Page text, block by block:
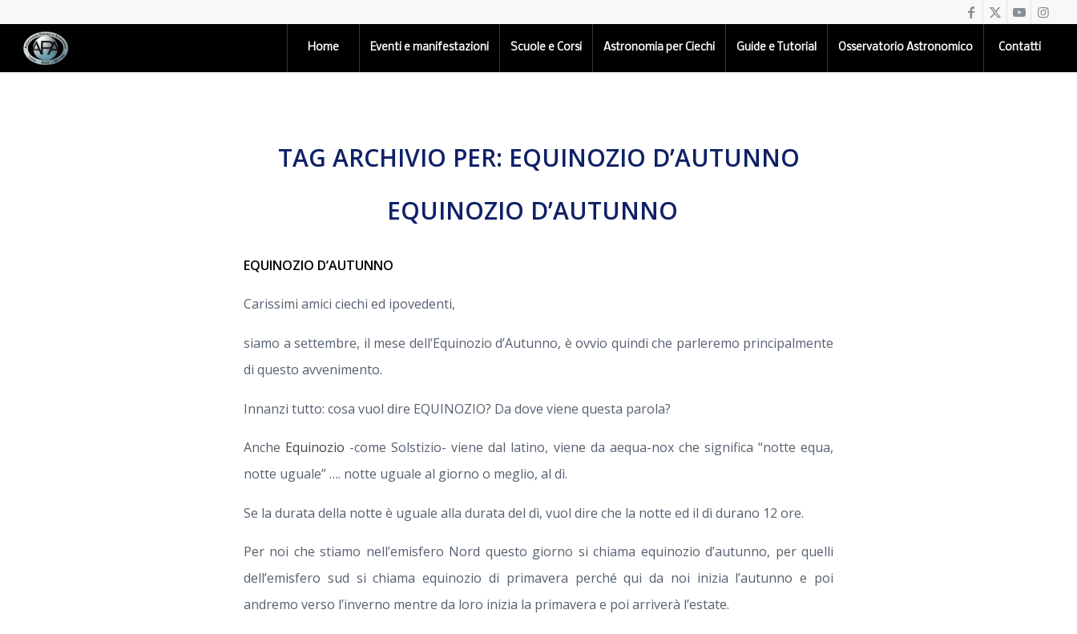
Home Eventi e manifestazioni Scuole e Corsi Astronomia per Ciechi Guide e Tutorial Osservatorio Astronomico Contatti
TAG ARCHIVIO PER: EQUINOZIO D’AUTUNNO
EQUINOZIO D’AUTUNNO
EQUINOZIO D’AUTUNNO
Carissimi amici ciechi ed ipovedenti,
siamo a settembre, il mese dell’Equinozio d’Autunno, è ovvio quindi che parleremo principalmente
di questo avvenimento.
Innanzi tutto: cosa vuol dire EQUINOZIO? Da dove viene questa parola?
Anche Equinozio -come Solstizio- viene dal latino, viene da aequa-nox che significa “notte equa,
notte uguale” …. notte uguale al giorno o meglio, al dì.
Se la durata della notte è uguale alla durata del dì, vuol dire che la notte ed il dì durano 12 ore.
Per noi che stiamo nell’emisfero Nord questo giorno si chiama equinozio d’autunno, per quelli
dell’emisfero sud si chiama equinozio di primavera perché qui da noi inizia l’autunno e poi
andremo verso l’inverno mentre da loro inizia la primavera e poi arriverà l’estate.